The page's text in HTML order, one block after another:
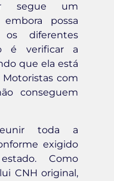
segue um
embora possa
diferentes
é verificar a
que ela está
com
conseguem
toda a
exigido
Como
CNH original,